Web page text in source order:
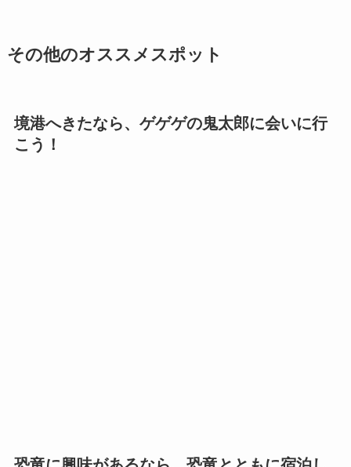
その他のオススメスポット
境港へきたなら、ゲゲゲの鬼太郎に会いに行
こう！